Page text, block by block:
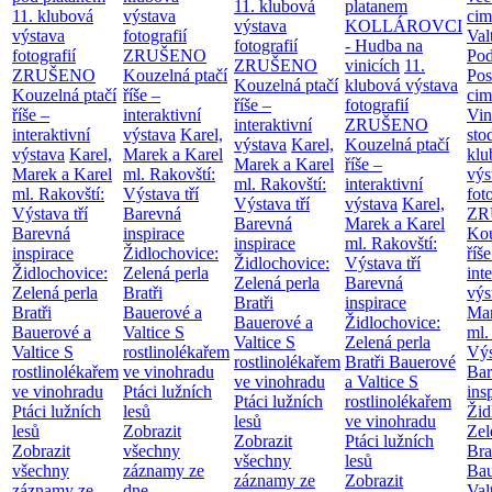
11. klubová
výstava
fotografií
ZRUŠENO
Kouzelná ptačí
říše –
interaktivní
výstava Karel,
Marek a Karel
ml. Rakovští:
Výstava tří
Barevná
inspirace
Židlochovice:
Zelená perla
Bratři
Bauerové a
Valtice S
rostlinolékařem
ve vinohradu
Ptáci lužních
lesů
Zobrazit
všechny
výstava
fotografií
ZRUŠENO
Kouzelná ptačí
říše –
interaktivní
výstava Karel,
Marek a Karel
ml. Rakovští:
Výstava tří
Barevná
inspirace
Židlochovice:
Zelená perla
Bratři
Bauerové a
Valtice S
rostlinolékařem
ve vinohradu
Ptáci lužních
lesů
Zobrazit
všechny
záznamy ze
11. klubová
výstava
fotografií
ZRUŠENO
Kouzelná ptačí
říše –
interaktivní
výstava Karel,
Marek a Karel
ml. Rakovští:
Výstava tří
Barevná
inspirace
Židlochovice:
Zelená perla
Bratři
Bauerové a
Valtice S
rostlinolékařem
ve vinohradu
Ptáci lužních
lesů
Zobrazit
všechny
záznamy ze
platanem
KOLLÁROVCI
- Hudba na
vinicích 11.
klubová výstava
fotografií
ZRUŠENO
Kouzelná ptačí
říše –
interaktivní
výstava Karel,
Marek a Karel
ml. Rakovští:
Výstava tří
Barevná
inspirace
Židlochovice:
Zelená perla
Bratři Bauerové
a Valtice S
rostlinolékařem
ve vinohradu
Ptáci lužních
lesů
Zobrazit
ml.